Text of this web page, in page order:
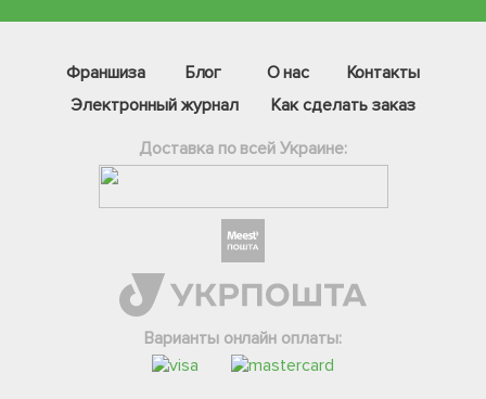
Франшиза Блог О нас
Контакты
Электронный журнал
Как сделать заказ
Доставка по всей Украине:
Варианты онлайн оплаты:
Інстаграм
Онлайн чат